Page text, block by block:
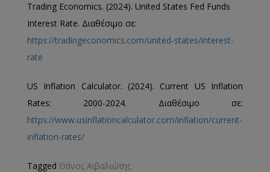
Trading Economics. (2024). United States Fed Funds
Interest Rate. Διαθέσιμο σε:
https://tradingeconomics.com/united-states/interest-
rate
US Inflation Calculator. (2024). Current US Inflation
Rates: 2000-2024. Διαθέσιμο σε:
https://www.usinflationcalculator.com/inflation/current-
inflation-rates/
Tagged Θάνος Αϊβαλιώτης